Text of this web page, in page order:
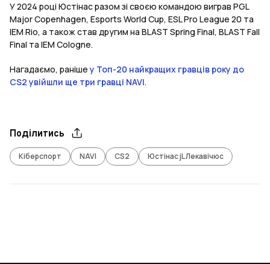
У 2024 році Юстінас разом зі своєю командою виграв PGL
Major Copenhagen, Esports World Cup, ESL Pro League 20 та
IEM Rio, а також став другим на BLAST Spring Final, BLAST Fall
Final та IEM Cologne.
Нагадаємо, раніше у Топ-20 найкращих гравців року до
CS2 увійшли ще три гравці NAVI.
Поділитись
Кіберспорт NAVI CS2 Юстінас jL Лекавічюс